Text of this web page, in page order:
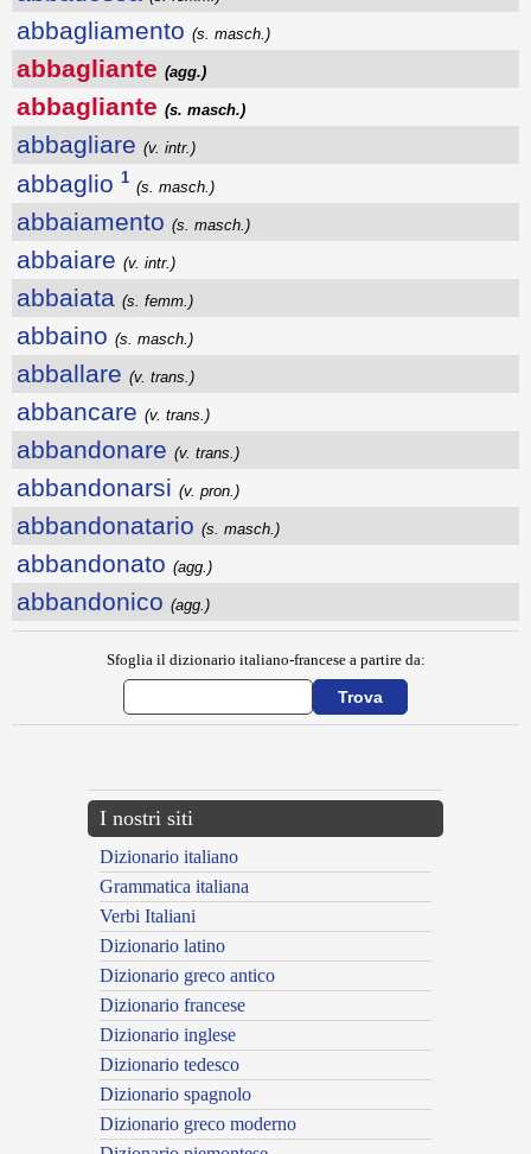
abbagliamento (s. masch.)
abbagliante (agg.)
abbagliante (s. masch.)
abbagliare (v. intr.)
abbaglio 1
(s. masch.)
abbaiamento (s. masch.)
abbaiare (v. intr.)
abbaiata (s. femm.)
abbaino (s. masch.)
abballare (v. trans.)
abbancare (v. trans.)
abbandonare (v. trans.)
abbandonarsi (v. pron.)
abbandonatario (s. masch.)
abbandonato (agg.)
abbandonico (agg.)
Sfoglia il dizionario italiano-francese a partire da:
I nostri siti
Dizionario italiano
Grammatica italiana
Verbi Italiani
Dizionario latino
Dizionario greco antico
Dizionario francese
Dizionario inglese
Dizionario tedesco
Dizionario spagnolo
Dizionario greco moderno